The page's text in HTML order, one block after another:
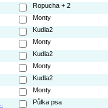
Ropucha + 2
Monty
Kudla2
Monty
Kudla2
Monty
Kudla2
Monty
Půlka psa